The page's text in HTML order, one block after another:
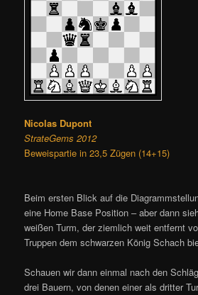
Nicolas Dupont
StrateGems 2012
Beweispartie in 23,5 Zügen (14+15)
Beim ersten Blick auf die
eine Home Base Position – aber dann
weißen Turm, der ziemlich weit entfernt
Truppen dem schwarzen König Schach
Schauen wir dann einmal nach den
drei Bauern, von denen einer als dritter